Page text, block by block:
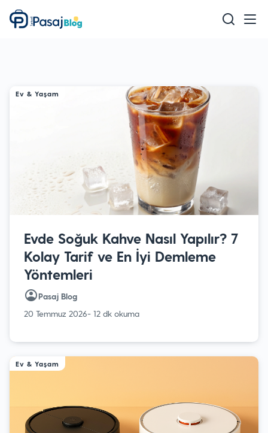
Akıllı Ev
Eğitim
Ev & Yaşam
Evde Soğuk Kahve Nasıl Yapılır? 7
Kolay Tarif ve En İyi Demleme
Yöntemleri
Pasaj Blog
20 Temmuz 2026- 12 dk okuma
Ev & Yaşam